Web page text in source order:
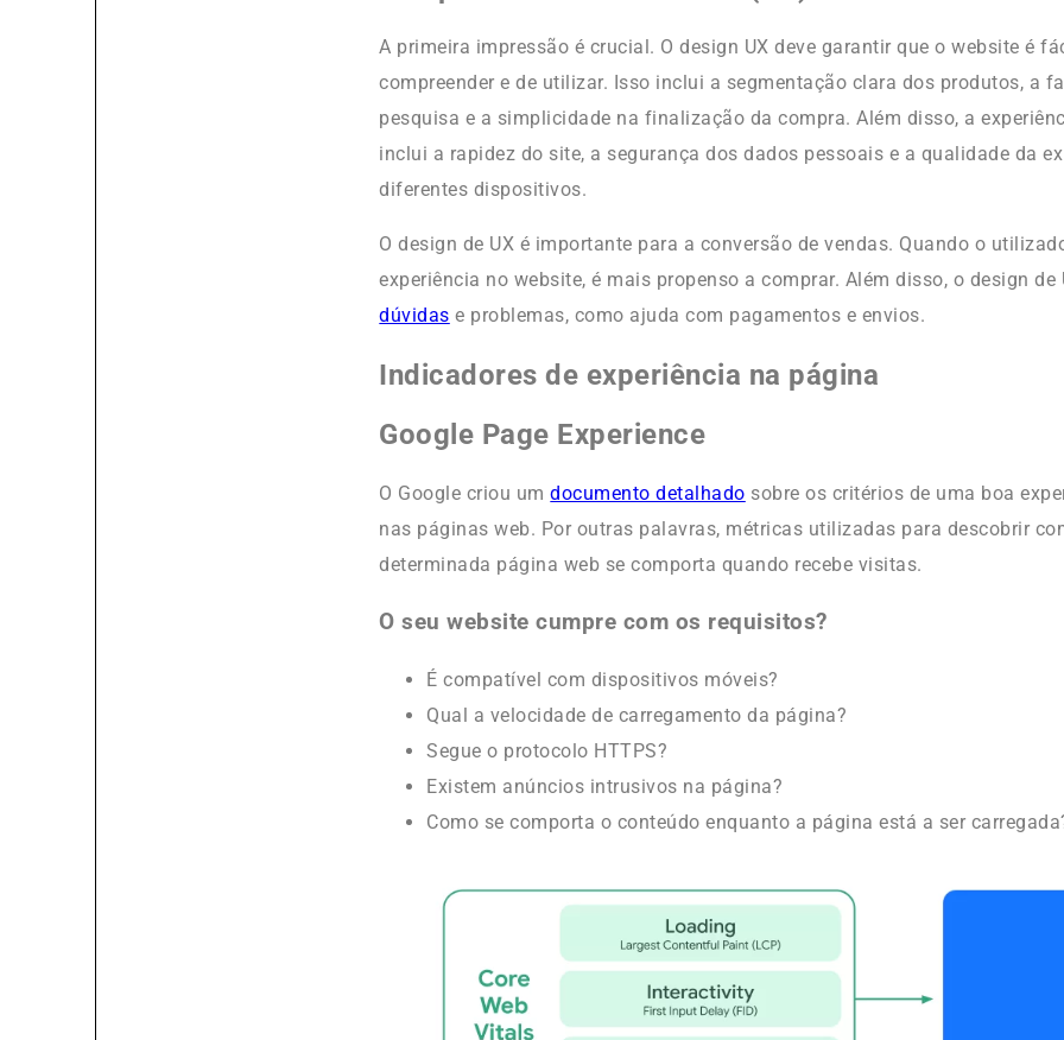
A primeira impressão é crucial. O design UX deve garantir que o website é
compreender e de utilizar. Isso inclui a segmentação clara dos produtos, a
pesquisa e a simplicidade na finalização da compra. Além disso, a
inclui a rapidez do site, a segurança dos dados pessoais e a qualidade da
diferentes dispositivos.
O design de UX é importante para a conversão de vendas. Quando o
experiência no website, é mais propenso a comprar. Além disso, o design
dúvidas e problemas, como ajuda com pagamentos e envios.
Indicadores de experiência na página
Google Page Experience
O Google criou umdocumento detalhado sobre os critérios de uma boa
nas páginas web. Por outras palavras, métricas utilizadas para descobrir
determinada página web se comporta quando recebe visitas.
O seu website cumpre com os requisitos?
É compatível com dispositivos móveis?
Qual a velocidade de carregamento da página?
Segue o protocolo HTTPS?
Existem anúncios intrusivos na página?
Como se comporta o conteúdo enquanto a página está a ser